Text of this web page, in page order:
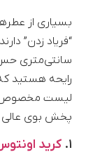
بسیاری از
“فریاد زدن”
سانتی‌متری حس
رایحه هستید
لیست مخصوص
پخش بوی عالی
۱. کرید